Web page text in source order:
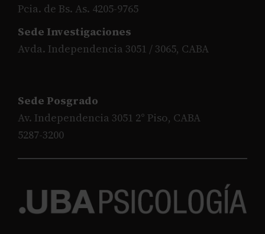
Pcia. de Bs. As. 4205-9765
Sede Investigaciones
Avda. Independencia 3051 / 3065, CABA
Sede Posgrado
Av. Independencia 3051 2° Piso, CABA
5287-3200